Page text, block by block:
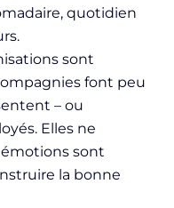
quotidien
sont
font peu
– ou
Elles ne
sont
la bonne